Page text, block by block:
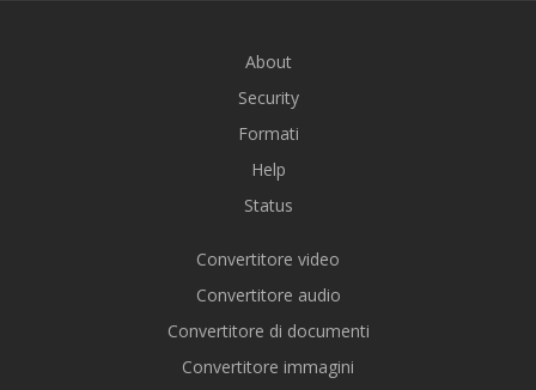
About
Security
Formati
Help
Status
Convertitore video
Convertitore audio
Convertitore di documenti
Convertitore immagini